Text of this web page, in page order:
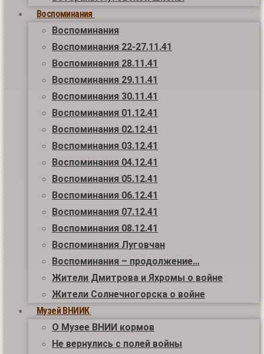
Воспоминания
Воспоминания
Воспоминания 22-27.11.41
Воспоминания 28.11.41
Воспоминания 29.11.41
Воспоминания 30.11.41
Воспоминания 01.12.41
Воспоминания 02.12.41
Воспоминания 03.12.41
Воспоминания 04.12.41
Воспоминания 05.12.41
Воспоминания 06.12.41
Воспоминания 07.12.41
Воспоминания 08.12.41
Воспоминания Луговчан
Воспоминания – продолжение…
Жители Дмитрова и Яхромы о войне
Жители Солнечногорска о войне
Музей ВНИИК
О Музее ВНИИ кормов
Не вернулись с полей войны